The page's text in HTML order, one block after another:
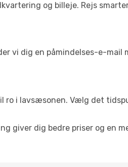
og billeje. Rejs
vi dig en påmindelses-e-mail
ro i lavsæsonen. Vælg det
giver dig bedre priser og en